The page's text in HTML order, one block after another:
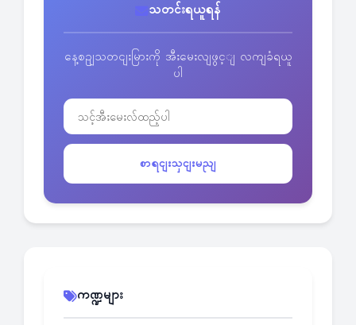
သတင်းရယူရန်
နေ့စဥျသတငျးမြားကို အီးမေးလျဖွင့ျ လကျခံရယူ
ပါ
စာရငျးသှငျးမညျ
ကဏ္ဍများ